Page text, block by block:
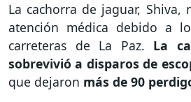
La cachorra de jaguar, Shiva,
atención médica debido a
carreteras de La Paz. La
sobrevivió a disparos de
que dejaron más de 90